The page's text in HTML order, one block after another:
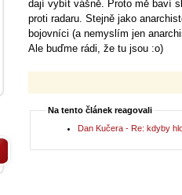
dají vybít vášně. Proto mě baví
proti radaru. Stejně jako
bojovníci (a nemyslím jen
Ale buďme rádi, že tu jsou :o)
Na tento článek reagovali
Dan Kučera - Re: kdyby